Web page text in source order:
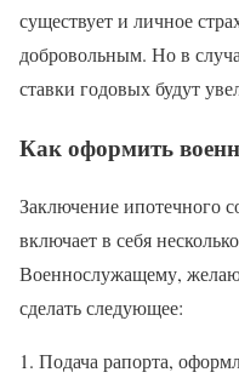
существует и личное
добровольным. Но в
ставки годовых будут
Как оформить
Заключение ипотечного
включает в себя
Военнослужащему,
сделать следующее:
Подача рапорта,